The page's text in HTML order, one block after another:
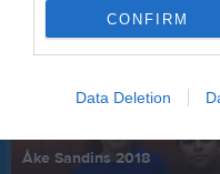
CONFIRM
Data Deletion
Åke Sandins 2018